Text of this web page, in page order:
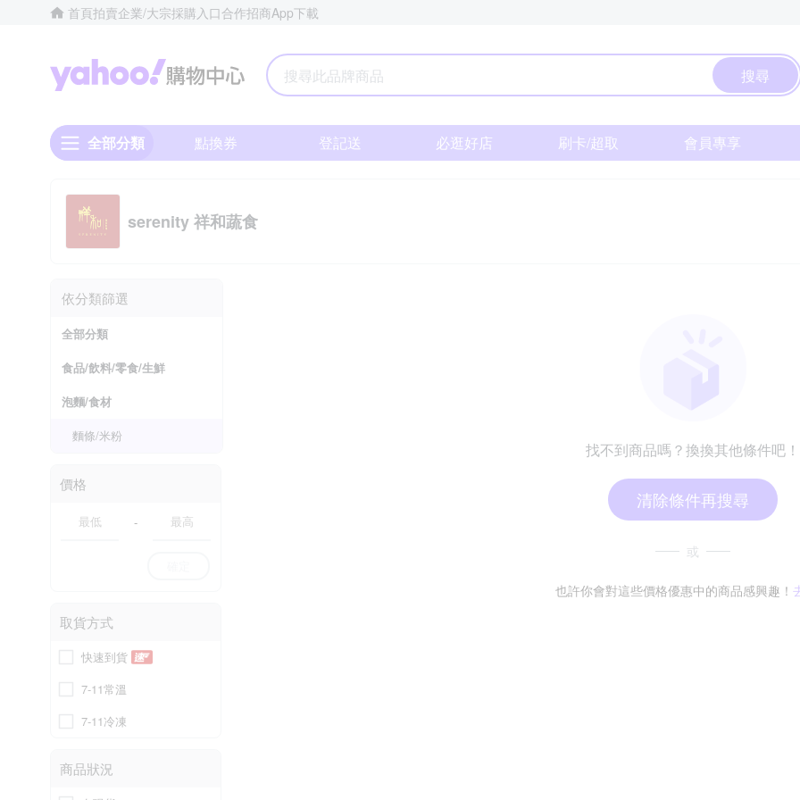
首頁拍賣企業/大宗採購入口合作招商App下載
Yahoo購物中心
搜尋
全部分類 點換券 登記送 必逛好店 刷卡/超取 會員專享
serenity 祥和蔬食
依分類篩選
全部分類
食品/飲料/零食/生鮮
泡麵/食材
麵條/米粉
價格
-
取貨方式
快速到貨
7-11常溫
7-11冷凍
商品狀況
找不到商品嗎？換換其他條件吧！
清除條件再搜尋
或
也許你會對這些價格優惠中的商品感興趣！